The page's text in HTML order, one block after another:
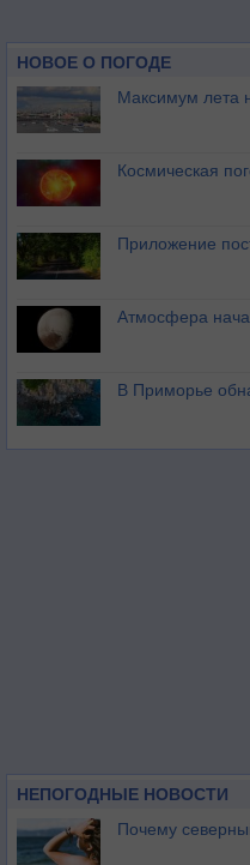
НОВОЕ О ПОГОДЕ
Максимум лета
Космическая
Приложение
Атмосфера
В Приморье
НЕПОГОДНЫЕ НОВОСТИ
Почему